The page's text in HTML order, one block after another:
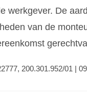
werkgever. De
van de
200.301.952/01 |